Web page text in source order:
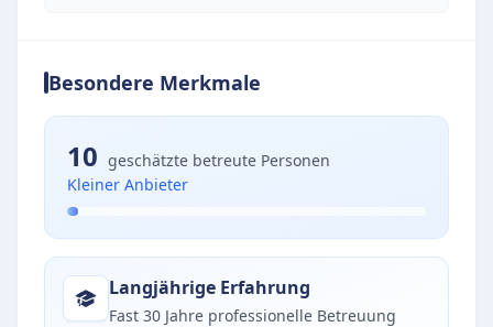
Besondere Merkmale
10 geschätzte betreute Personen
Kleiner Anbieter
Langjährige Erfahrung
Fast 30 Jahre professionelle Betreuung